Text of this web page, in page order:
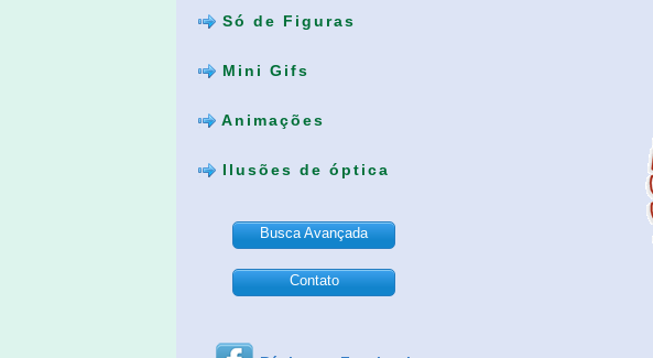
Só de Figuras
Mini Gifs
Animações
Ilusões de óptica
Busca Avançada
Contato